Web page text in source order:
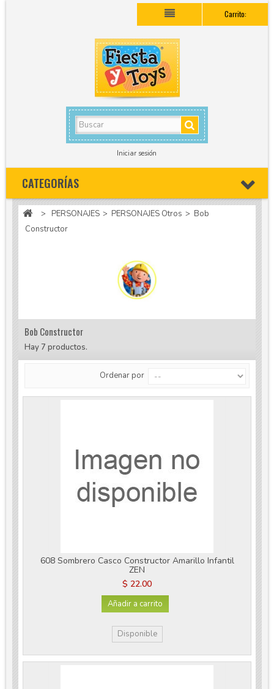
Carrito:
Iniciar sesión
CATEGORÍAS
> PERSONAJES > PERSONAJES Otros > Bob
Constructor
Bob Constructor
Hay 7 productos.
Ordenar por
608 Sombrero Casco Constructor Amarillo Infantil
ZEN
$ 22.00
Añadir a carrito
Disponible